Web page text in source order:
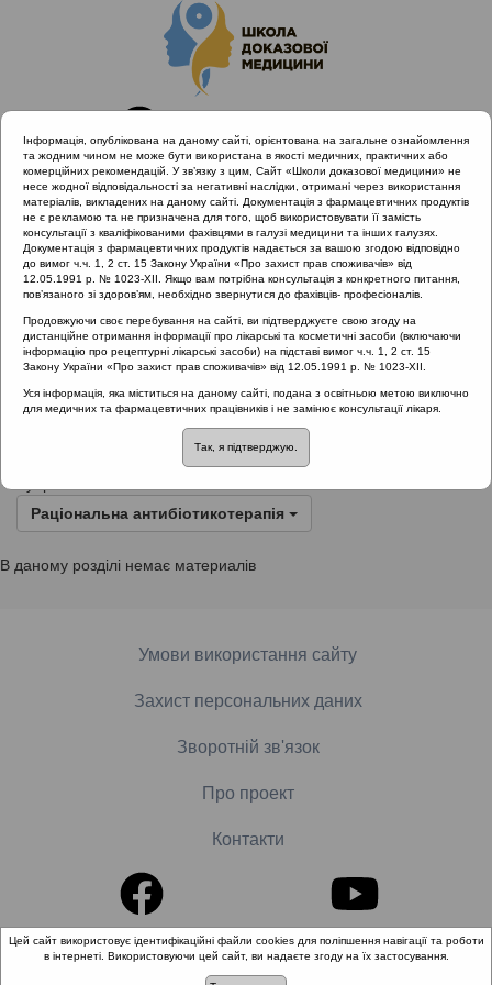
Головна
Проведені заходи
ALLERG.ENT | Алергія & вірусні інфекції дихальних шляхів
умовах пандемії COVID-19
ALLERG.ENT | Алергія & вірусні
інфекції дихальних шляхів умовах
пандемії COVID-19::Раціональна
антибіотикотерапія
Раціональна антибіотикотерапія
В даному розділі немає материалів
Умови використання сайту
Захист персональних даних
Зворотній зв'язок
Про проект
Контакти
© 2018-2026 «Школа доказової медицини». Всі права
Інформація, опублікована на даному сайті, орієнтована на загальне ознайомлення
та жодним чином не може бути використана в якості медичних, практичних або
комерційних рекомендацій. У зв’язку з цим, Сайт «Школи доказової медицини» не
несе жодної відповідальності за негативні наслідки, отримані через використання
матеріалів, викладених на даному сайті. Документація з фармацевтичних продуктів
не є рекламою та не призначена для того, щоб використовувати її замість
консультації з кваліфікованими фахівцями в галузі медицини та інших галузях.
Документація з фармацевтичних продуктів надається за вашою згодою відповідно
до вимог ч.ч. 1, 2 ст. 15 Закону України «Про захист прав споживачів» від
12.05.1991 р. № 1023-XII. Якщо вам потрібна консультація з конкретного питання,
пов’язаного зі здоров’ям, необхідно звернутися до фахівців- професіоналів.
Продовжуючи своє перебування на сайті, ви підтверджуєте свою згоду на
дистанційне отримання інформації про лікарські та косметичні засоби (включаючи
інформацію про рецептурні лікарські засоби) на підставі вимог ч.ч. 1, 2 ст. 15
Закону України «Про захист прав споживачів» від 12.05.1991 р. № 1023-XII.
Уся інформація, яка міститься на даному сайті, подана з освітньою метою виключно
для медичних та фармацевтичних працівників і не замінює консультації лікаря.
Так, я підтверджую.
Цей сайт використовує ідентифікаційні файли cookies для поліпшення навігації та роботи
в інтернеті. Використовуючи цей сайт, ви надаєте згоду на їх застосування.